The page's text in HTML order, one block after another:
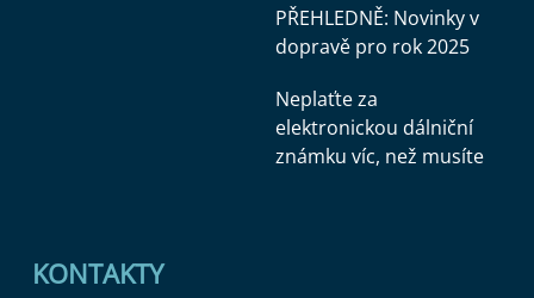
PŘEHLEDNĚ: Novinky v
dopravě pro rok 2025
Neplaťte za
elektronickou dálniční
známku víc, než musíte
KONTAKTY